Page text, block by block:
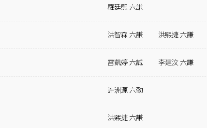
羅廷熙 六謙
洪智森 六謙 洪熙捷 六謙
雷凱婷 六誠 李建汶 六謙
許洲源 六勤
洪熙捷 六謙